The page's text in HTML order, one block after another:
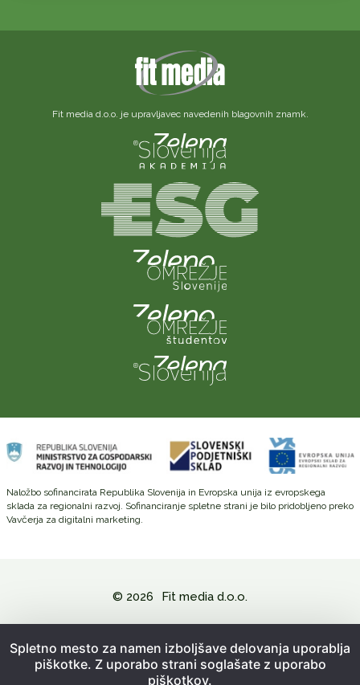
Fit media d.o.o. je upravljavec navedenih blagovnih znamk.
Naložbo sofinancirata Republika Slovenija in Evropska unija iz evropskega
sklada za regionalni razvoj. Sofinanciranje spletne strani je bilo pridobljeno preko
Vavčerja za digitalni marketing.
© 2026 Fit media d.o.o.
Splošni pogoji poslovanja
Spletno mesto za namen izboljšave delovanja uporablja
piškotke. Z uporabo strani soglašate z uporabo
piškotkov.